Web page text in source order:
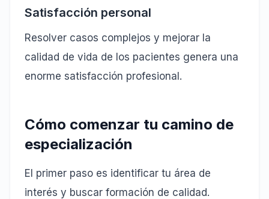
Satisfacción personal
Resolver casos complejos y mejorar la
calidad de vida de los pacientes genera una
enorme satisfacción profesional.
Cómo comenzar tu camino de
especialización
El primer paso es identificar tu área de
interés y buscar formación de calidad.